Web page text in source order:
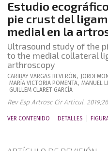
Estudio
pie crust del
medial en la
Ultrasound study of the
to the medial collateral
arthroscopy
CARIBAY VARGAS REVERÓN , JORDI
MARÍA VICTORIA POMENTA, MANUEL
GUILLEM CLARET GARCÍA
Rev Esp Artrosc Cir Articul.
VER CONTENIDO DETALLES